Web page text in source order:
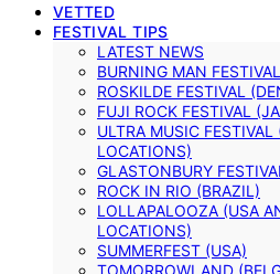
VETTED
FESTIVAL TIPS
LATEST NEWS
BURNING MAN
ROSKILDE FESTIVAL
FUJI ROCK FESTIVAL
ULTRA MUSIC
LOCATIONS)
GLASTONBURY
ROCK IN RIO (BRAZIL)
LOLLAPALOOZA (USA
LOCATIONS)
SUMMERFEST (USA)
TOMORROWLAND